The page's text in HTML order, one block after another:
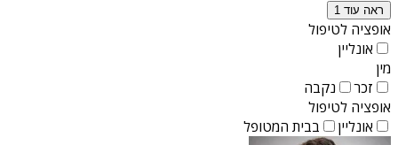
ראה עוד 1
אופציה לטיפול
אונליין
מין
זכר
נקבה
אופציה לטיפול
אונליין
בבית המטופל